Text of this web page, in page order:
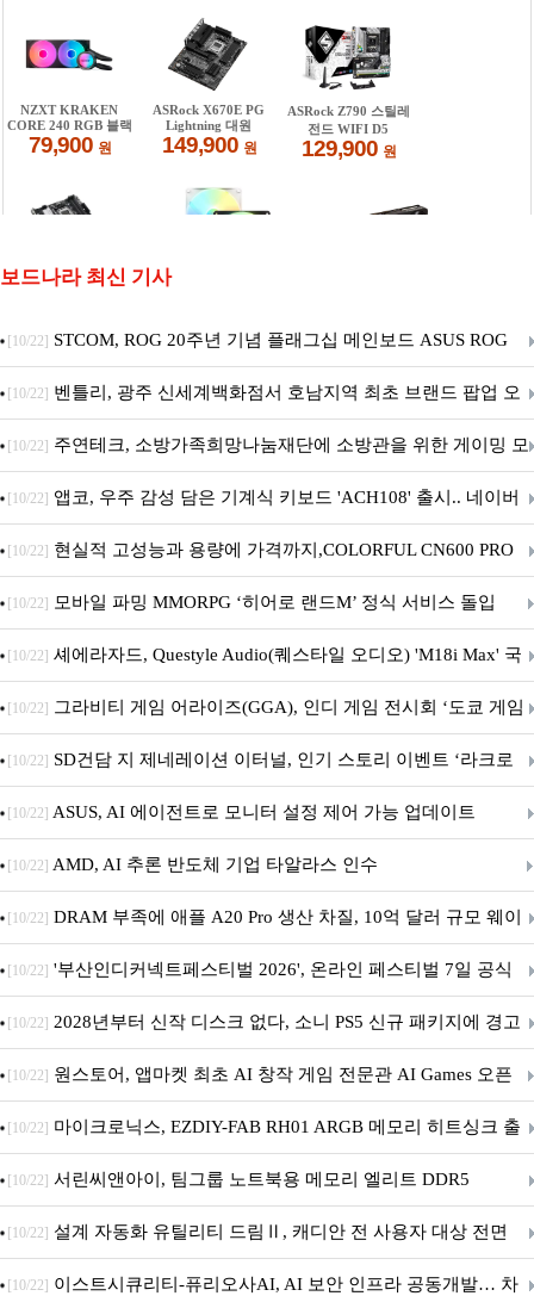
보드나라 최신 기사
[10/22] STCOM, ROG 20주년 기념 플래그십 메인보드 ASUS ROG
Crosshair X870E EDITION 20 국내 출시 예정
[10/22] 벤틀리, 광주 신세계백화점서 호남지역 최초 브랜드 팝업 오
픈
[10/22] 주연테크, 소방가족희망나눔재단에 소방관을 위한 게이밍 모
니터·스마트 펫 침대 기부
[10/22] 앱코, 우주 감성 담은 기계식 키보드 'ACH108' 출시.. 네이버
브랜드데이 기획전 진행
[10/22] 현실적 고성능과 용량에 가격까지,COLORFUL CN600 PRO
M.2 NVMe 디앤디컴 1TB
[10/22] 모바일 파밍 MMORPG ‘히어로 랜드M’ 정식 서비스 돌입
[10/22] 셰에라자드, Questyle Audio(퀘스타일 오디오) 'M18i Max' 국
내 정식 출시
[10/22] 그라비티 게임 어라이즈(GGA), 인디 게임 전시회 ‘도쿄 게임
던전 13’ 참가!
[10/22] SD건담 지 제네레이션 이터널, 인기 스토리 이벤트 ‘라크로
아의 용사’ 재개최 및 풍성한 기념 이벤트 실시!
[10/22] ASUS, AI 에이전트로 모니터 설정 제어 가능 업데이트
[10/22] AMD, AI 추론 반도체 기업 타알라스 인수
[10/22] DRAM 부족에 애플 A20 Pro 생산 차질, 10억 달러 규모 웨이
퍼 대기
[10/22] '부산인디커넥트페스티벌 2026', 온라인 페스티벌 7일 공식
개막... 22일간 진행
[10/22] 2028년부터 신작 디스크 없다, 소니 PS5 신규 패키지에 경고
문 추가
[10/22] 원스토어, 앱마켓 최초 AI 창작 게임 전문관 AI Games 오픈
[10/22] 마이크로닉스, EZDIY-FAB RH01 ARGB 메모리 히트싱크 출
시
[10/22] 서린씨앤아이, 팀그룹 노트북용 메모리 엘리트 DDR5
5600MHz 16GB 출시
[10/22] 설계 자동화 유틸리티 드림Ⅱ, 캐디안 전 사용자 대상 전면
무상 배포
[10/22] 이스트시큐리티-퓨리오사AI, AI 보안 인프라 공동개발… 차